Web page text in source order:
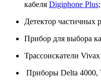
кабеля Digiphone Plus;
Детектор частичных
Прибор для выбора
Трассоискатели Vivax
Приборы Delta 4000,